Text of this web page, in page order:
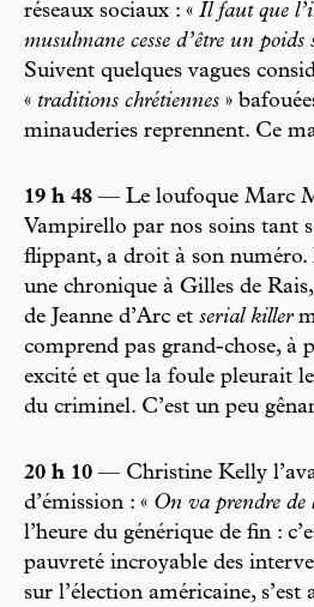
réseaux sociaux : « Il faut que
musulmane cesse d’être un poids
Suivent quelques vagues
« traditions chrétiennes »
minauderies reprennent. Ce
19 h 48 — Le loufoque Marc
Vampirello par nos soins tant
flippant, a droit à son numéro.
une chronique à Gilles de
de Jeanne d’Arc et serial killer
comprend pas grand-chose, à
excité et que la foule pleurait
du criminel. C’est un peu
20 h 10 — Christine Kelly
d’émission : « On va prendre de
l’heure du générique de fin :
pauvreté incroyable des
sur l’élection américaine, s’est